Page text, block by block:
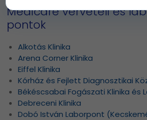
Medicare vérvételi és
pontok
Alkotás Klinika
Arena Corner Klinika
Eiffel Klinika
Kórház és Fejlett Diagnosztikai
Békéscsabai Fogászati Klinika és
Debreceni Klinika
Dobó István Laborpont